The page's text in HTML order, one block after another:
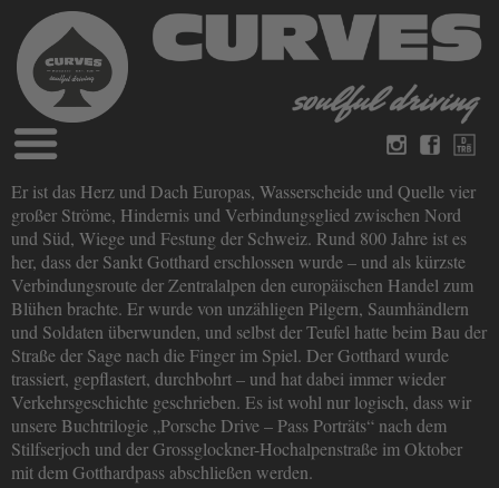
Blog
Magazine
Bücher
Videos
Deutsch Englisch
über Curves
Impressum
Datenschutz
Kontakt
Er ist das Herz und Dach Europas, Wasserscheide und Quelle vier
großer Ströme, Hindernis und Verbindungsglied zwischen Nord
und Süd, Wiege und Festung der Schweiz. Rund 800 Jahre ist es
her, dass der Sankt Gotthard erschlossen wurde – und als kürzste
Verbindungsroute der Zentralalpen den europäischen Handel zum
Blühen brachte. Er wurde von unzähligen Pilgern, Saumhändlern
und Soldaten überwunden, und selbst der Teufel hatte beim Bau der
Straße der Sage nach die Finger im Spiel. Der Gotthard wurde
trassiert, gepflastert, durchbohrt – und hat dabei immer wieder
Verkehrsgeschichte geschrieben. Es ist wohl nur logisch, dass wir
unsere Buchtrilogie „Porsche Drive – Pass Porträts“ nach dem
Stilfserjoch und der Grossglockner-Hochalpenstraße im Oktober
mit dem Gotthardpass abschließen werden.